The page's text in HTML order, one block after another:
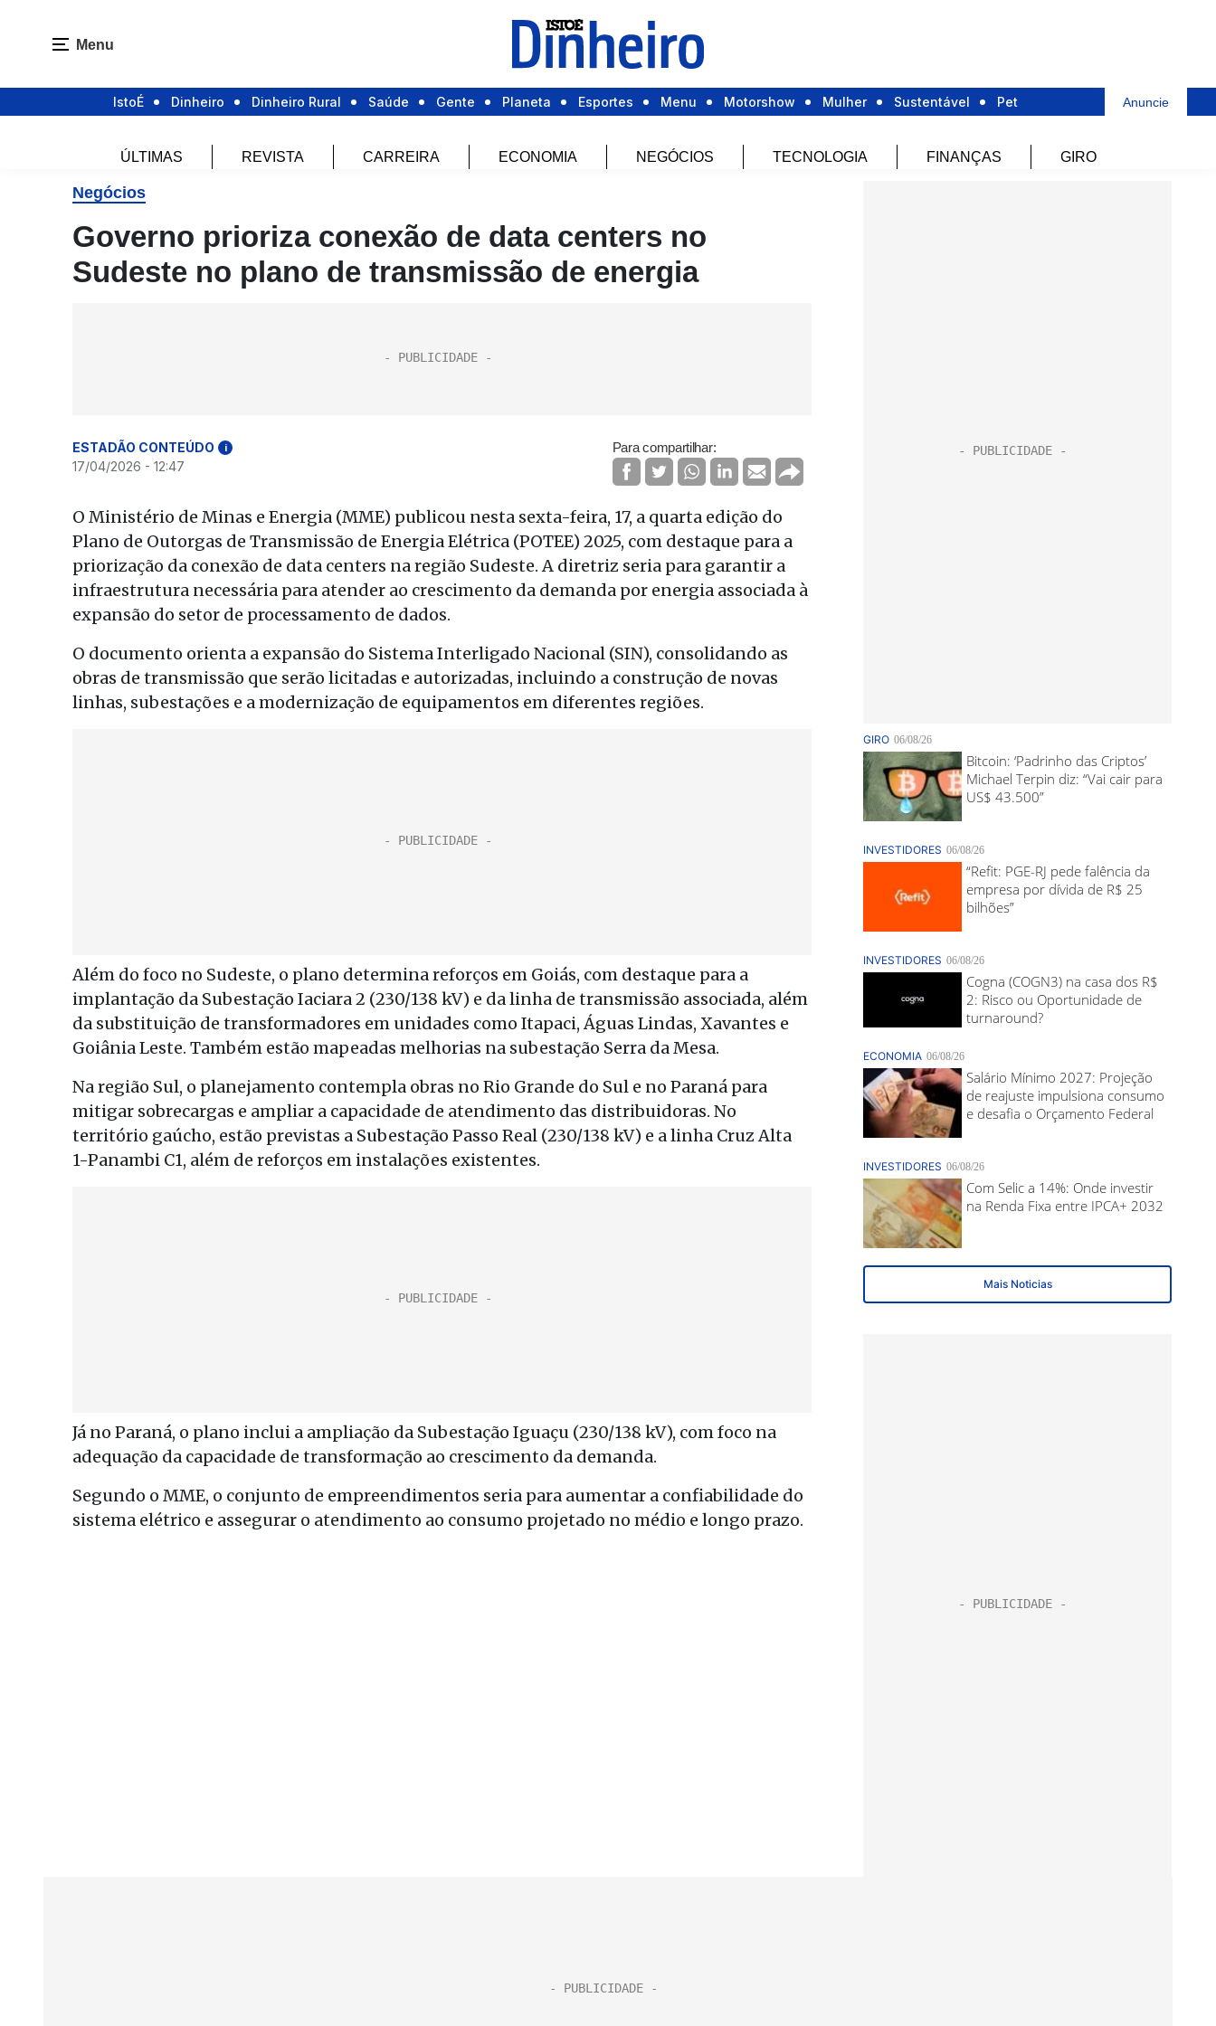
Menu
IstoÉ Dinheiro Dinheiro Rural Saúde Gente Planeta Esportes Menu Motorshow Mulher Sustentável Pet Anuncie
ÚLTIMAS REVISTA CARREIRA ECONOMIA NEGÓCIOS TECNOLOGIA FINANÇAS GIRO
Negócios
Governo prioriza conexão de data centers no
Sudeste no plano de transmissão de energia
ESTADÃO CONTEÚDO i
17/04/2026 - 12:47
Para compartilhar:
O Ministério de Minas e Energia (MME) publicou nesta sexta-feira, 17, a quarta edição do
Plano de Outorgas de Transmissão de Energia Elétrica (POTEE) 2025, com destaque para a
priorização da conexão de data centers na região Sudeste. A diretriz seria para garantir a
infraestrutura necessária para atender ao crescimento da demanda por energia associada à
expansão do setor de processamento de dados.
O documento orienta a expansão do Sistema Interligado Nacional (SIN), consolidando as
obras de transmissão que serão licitadas e autorizadas, incluindo a construção de novas
linhas, subestações e a modernização de equipamentos em diferentes regiões.
Além do foco no Sudeste, o plano determina reforços em Goiás, com destaque para a
implantação da Subestação Iaciara 2 (230/138 kV) e da linha de transmissão associada, além
da substituição de transformadores em unidades como Itapaci, Águas Lindas, Xavantes e
Goiânia Leste. Também estão mapeadas melhorias na subestação Serra da Mesa.
Na região Sul, o planejamento contempla obras no Rio Grande do Sul e no Paraná para
mitigar sobrecargas e ampliar a capacidade de atendimento das distribuidoras. No
território gaúcho, estão previstas a Subestação Passo Real (230/138 kV) e a linha Cruz Alta
1-Panambi C1, além de reforços em instalações existentes.
Já no Paraná, o plano inclui a ampliação da Subestação Iguaçu (230/138 kV), com foco na
adequação da capacidade de transformação ao crescimento da demanda.
Segundo o MME, o conjunto de empreendimentos seria para aumentar a confiabilidade do
sistema elétrico e assegurar o atendimento ao consumo projetado no médio e longo prazo.